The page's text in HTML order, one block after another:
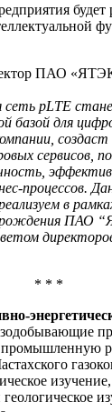
будет
ПАО
сеть pLTE
базой для
создаст
сервисов,
процессов.
в
ПАО
* * *